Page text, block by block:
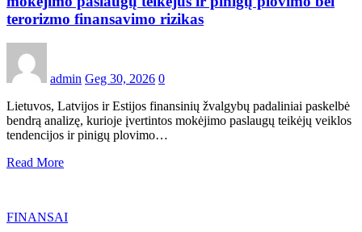
terorizmo finansavimo rizikas
admin Geg 30, 2026 0
Lietuvos, Latvijos ir Estijos finansinių žvalgybų padaliniai paskelbė
bendrą analizę, kurioje įvertintos mokėjimo paslaugų teikėjų veiklos
tendencijos ir pinigų plovimo…
Read More
FINANSAI